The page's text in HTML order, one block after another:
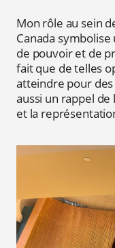
Mon rôle au sein
Canada
de pouvoir et de
fait que de telles
atteindre pour
aussi un rappel de
et la